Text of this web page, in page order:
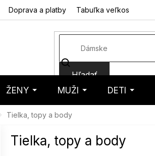
Doprava a platby Tabuľka veľkostí
Hľadať
ŽENY MUŽI DETI
Tielka, topy a body
Tielka, topy a body